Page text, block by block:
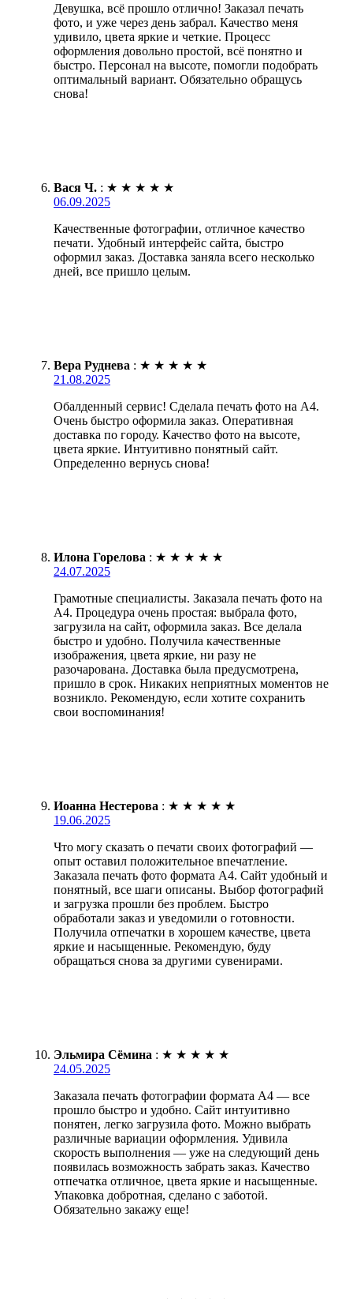
Девушка, всё прошло отлично! Заказал печать
фото, и уже через день забрал. Качество меня
удивило, цвета яркие и четкие. Процесс
оформления довольно простой, всё понятно и
быстро. Персонал на высоте, помогли подобрать
оптимальный вариант. Обязательно обращусь
снова!
Вася Ч. : ★ ★ ★ ★ ★
06.09.2025
Качественные фотографии, отличное качество
печати. Удобный интерфейс сайта, быстро
оформил заказ. Доставка заняла всего несколько
дней, все пришло целым.
Вера Руднева : ★ ★ ★ ★ ★
21.08.2025
Обалденный сервис! Сделала печать фото на А4.
Очень быстро оформила заказ. Оперативная
доставка по городу. Качество фото на высоте,
цвета яркие. Интуитивно понятный сайт.
Определенно вернусь снова!
Илона Горелова : ★ ★ ★ ★ ★
24.07.2025
Грамотные специалисты. Заказала печать фото на
А4. Процедура очень простая: выбрала фото,
загрузила на сайт, оформила заказ. Все делала
быстро и удобно. Получила качественные
изображения, цвета яркие, ни разу не
разочарована. Доставка была предусмотрена,
пришло в срок. Никаких неприятных моментов не
возникло. Рекомендую, если хотите сохранить
свои воспоминания!
Иоанна Нестерова : ★ ★ ★ ★ ★
19.06.2025
Что могу сказать о печати своих фотографий —
опыт оставил положительное впечатление.
Заказала печать фото формата А4. Сайт удобный и
понятный, все шаги описаны. Выбор фотографий
и загрузка прошли без проблем. Быстро
обработали заказ и уведомили о готовности.
Получила отпечатки в хорошем качестве, цвета
яркие и насыщенные. Рекомендую, буду
обращаться снова за другими сувенирами.
Эльмира Сёмина : ★ ★ ★ ★ ★
24.05.2025
Заказала печать фотографии формата А4 — все
прошло быстро и удобно. Сайт интуитивно
понятен, легко загрузила фото. Можно выбрать
различные вариации оформления. Удивила
скорость выполнения — уже на следующий день
появилась возможность забрать заказ. Качество
отпечатка отличное, цвета яркие и насыщенные.
Упаковка добротная, сделано с заботой.
Обязательно закажу еще!